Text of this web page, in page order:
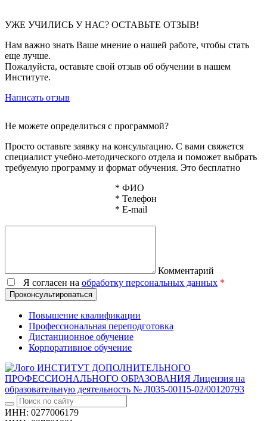
УЖЕ УЧИЛИСЬ У НАС? ОСТАВЬТЕ ОТЗЫВ!
Нам важно знать Ваше мнение о нашей работе, чтобы стать
еще лучше.
Пожалуйста, оставьте свой отзыв об обучении в нашем
Институте.
Написать отзыв
Не можете определиться с программой?
Просто оставьте заявку на консультацию. С вами свяжется
специалист учебно-методического отдела и поможет выбрать
требуемую программу и формат обучения. Это бесплатно
* ФИО
* Телефон
* E-mail
Комментарий
Я согласен на обработку персональных данных *
Проконсультироваться
Повышение квалификации
Профессиональная переподготовка
Дистанционное обучение
Корпоративное обучение
ИНСТИТУТ ДОПОЛНИТЕЛЬНОГО
ПРОФЕССИОНАЛЬНОГО ОБРАЗОВАНИЯ Лицензия на
образовательную деятельность № Л035-00115-02/00120793
ИНН: 0277006179